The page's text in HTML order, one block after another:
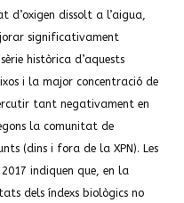
d’oxigen dissolt a l’aigua,
significativament
històrica d’aquests
i la major concentració de
tant negativament en
la comunitat de
(dins i fora de la XPN). Les
indiquen que, en la
dels índexs biològics no